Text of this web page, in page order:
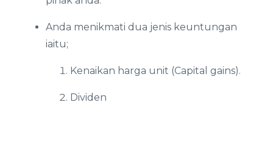
Anda menikmati dua jenis keuntungan
iaitu;
Kenaikan harga unit (Capital gains).
Dividen